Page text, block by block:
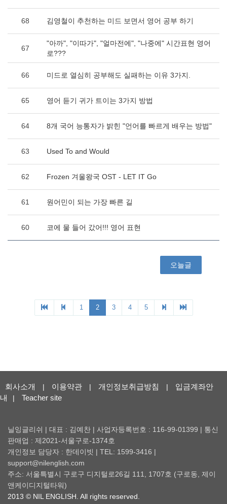
회사소개 | 이용약관 | 개인정보취급방침 |
입금계좌안
내
| Teacher site
닐잉글리쉬 | 대표 : 김예찬 | 사업자등록번호 : 116-99-01399 | 통신
판매업 : 제2021-서울구로-1374호
개인정보 담당자 : 한데이빗 | TEL: 1599-3416 |
support@nilenglish.com
주소: 서울특별시 구로구 디지털로26길 111, 1707호 (구로동, 제이
앤케이디지털타워)
2013 © NIL ENGLISH. All rights reserved.